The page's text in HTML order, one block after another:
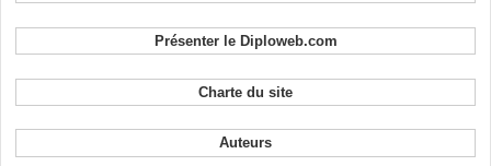
Présenter le Diploweb.com
Charte du site
Auteurs